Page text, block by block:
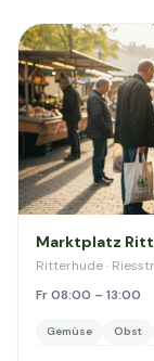
Marktplatz
Ritterhude ·
Fr 08:00 – 13:00
Gemüse Obst